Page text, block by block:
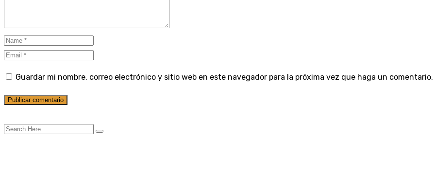
Guardar mi nombre, correo electrónico y sitio web en este navegador para la próxima vez que haga un comentario.